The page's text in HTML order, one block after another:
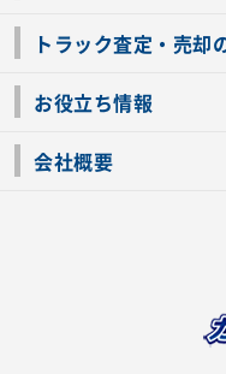
トラック査定・売却
お役立ち情報
会社概要